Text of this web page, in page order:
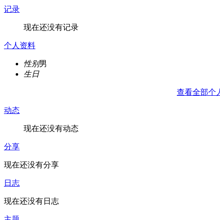
记录
现在还没有记录
个人资料
性别男
生日
查看全部个
动态
现在还没有动态
分享
现在还没有分享
日志
现在还没有日志